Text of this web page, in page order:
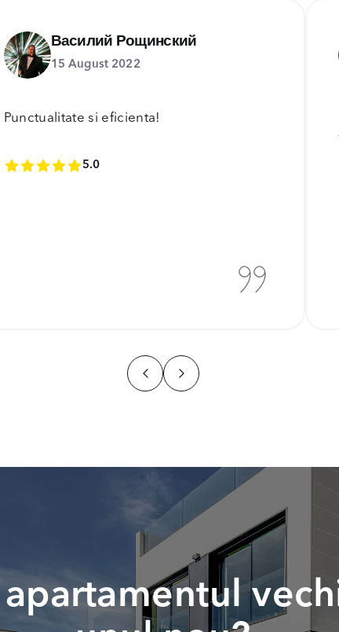
Василий Рощинский
15 August 2022
Punctualitate si eficienta!
5.0